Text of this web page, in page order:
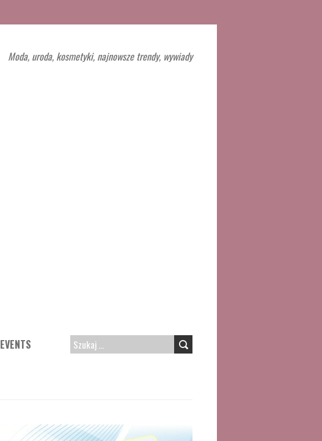
Moda, uroda, kosmetyki, najnowsze trendy, wywiady
EVENTS SZUKAJ: